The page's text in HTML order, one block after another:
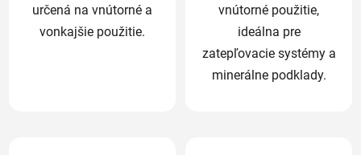
určená na vnútorné a
vonkajšie použitie.
vnútorné použitie,
ideálna pre
zatepľovacie systémy a
minerálne podklady.